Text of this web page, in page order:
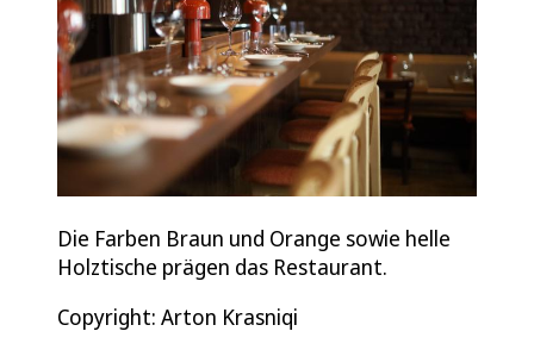
Die Farben Braun und Orange sowie helle
Holztische prägen das Restaurant.
Copyright: Arton Krasniqi